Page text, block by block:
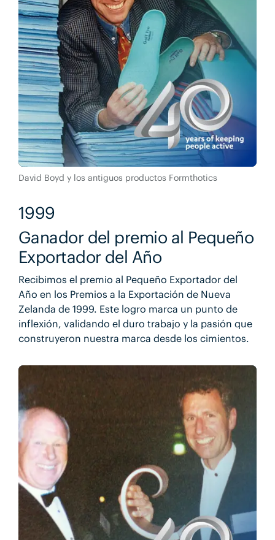
David Boyd y los antiguos productos Formthotics
1999
Ganador del premio al Pequeño
Exportador del Año
Recibimos el premio al Pequeño Exportador del
Año en los Premios a la Exportación de Nueva
Zelanda de 1999. Este logro marca un punto de
inflexión, validando el duro trabajo y la pasión que
construyeron nuestra marca desde los cimientos.